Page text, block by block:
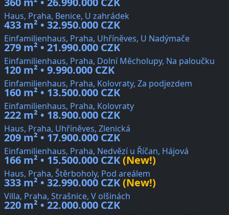
Haus, Praha, Benice, U zahrádek
433 m² • 32.950.000 CZK
Einfamilienhaus, Praha, Uhříněves, U Nadýmače
279 m² • 21.990.000 CZK
Einfamilienhaus, Praha, Dolní Měcholupy, Na paloučku
120 m² • 9.990.000 CZK
Einfamilienhaus, Praha, Kolovraty, Za podjezdem
160 m² • 13.500.000 CZK
Einfamilienhaus, Praha, Kolovraty
222 m² • 18.900.000 CZK
Haus, Praha, Uhříněves, Zlenická
209 m² • 17.900.000 CZK
Einfamilienhaus, Praha, Nedvězí u Říčan, Hájová
166 m² • 15.500.000 CZK(New!)
Haus, Praha, Štěrboholy, Pod areálem
333 m² • 32.990.000 CZK(New!)
Villa, Praha, Strašnice, V olšinách
220 m² • 22.000.000 CZK